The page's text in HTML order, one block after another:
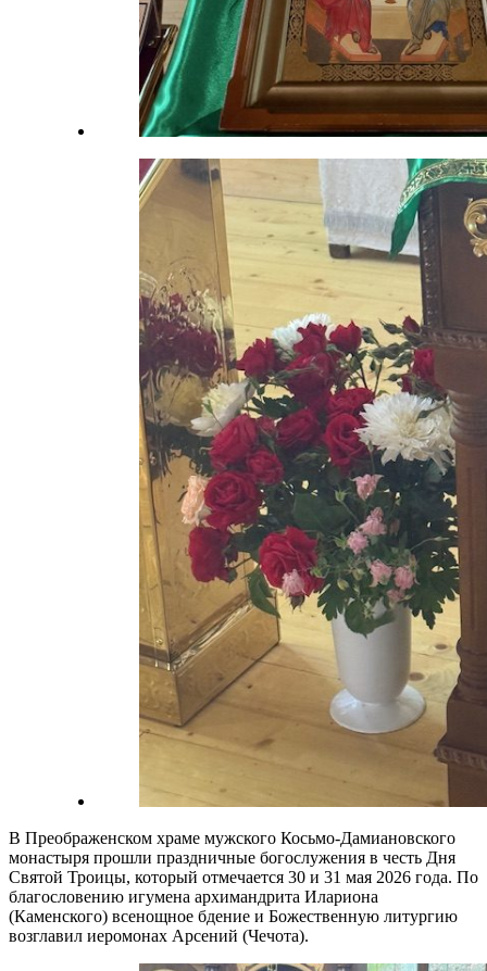
В Преображенском храме мужского Косьмо-Дамиановского
монастыря прошли праздничные богослужения в честь Дня
Святой Троицы, который отмечается 30 и 31 мая 2026 года. По
благословению игумена архимандрита Илариона
(Каменского) всенощное бдение и Божественную литургию
возглавил иеромонах Арсений (Чечота).